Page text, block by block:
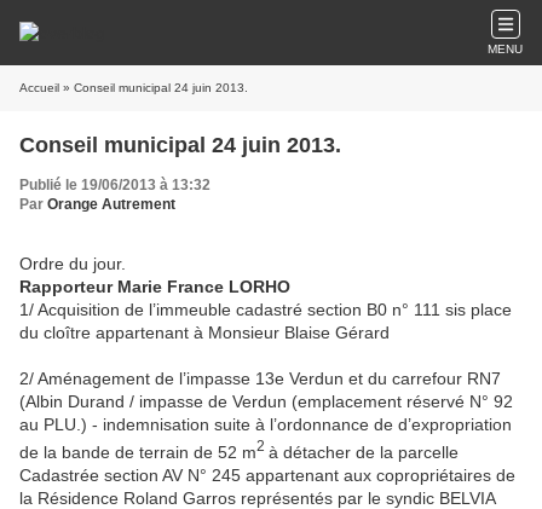
MENU
Accueil » Conseil municipal 24 juin 2013.
Conseil municipal 24 juin 2013.
Publié le 19/06/2013 à 13:32
Par Orange Autrement
Ordre du jour.
Rapporteur Marie France LORHO
1/ Acquisition de l’immeuble cadastré section B0 n° 111 sis place
du cloître appartenant à Monsieur Blaise Gérard
2/ Aménagement de l’impasse 13e Verdun et du carrefour RN7
(Albin Durand / impasse de Verdun (emplacement réservé N° 92
au PLU.) - indemnisation suite à l’ordonnance de d’expropriation
de la bande de terrain de 52 m2 à détacher de la parcelle
Cadastrée section AV N° 245 appartenant aux copropriétaires de
la Résidence Roland Garros représentés par le syndic BELVIA